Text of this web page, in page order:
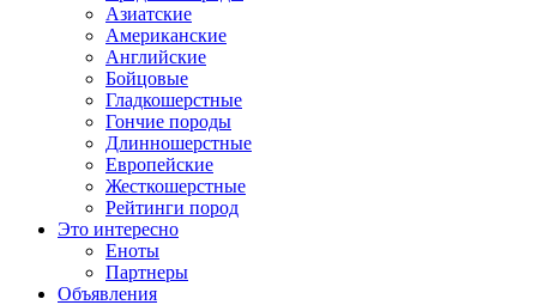
Азиатские
Американские
Английские
Бойцовые
Гладкошерстные
Гончие породы
Длинношерстные
Европейские
Жесткошерстные
Рейтинги пород
Это интересно
Еноты
Партнеры
Объявления